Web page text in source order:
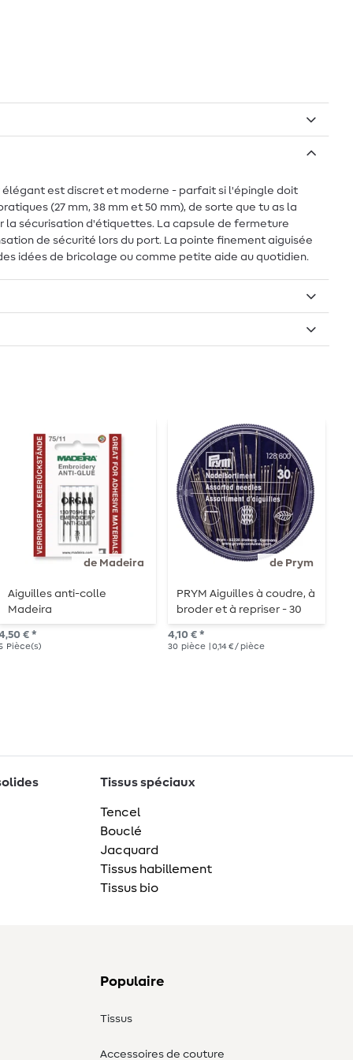
élégant est discret et moderne - parfait si l'épingle doit
(27 mm, 38 mm et 50 mm), de sorte que tu as la
la sécurisation d'étiquettes. La capsule de fermeture
de sécurité lors du port. La pointe finement aiguisée
idées de bricolage ou comme petite aide au quotidien.
de Madeira
Aiguilles anti-colle
Madeira
€ *
Pièce(s)
de Prym
PRYM Aiguilles à coudre, à
broder et à repriser - 30
pièces
4,10 € *
30 pièce | 0,14 € / pièce
Tissus spéciaux
Tencel
Bouclé
Jacquard
Tissus habillement
Tissus bio
Populaire
Tissus
Accessoires de couture